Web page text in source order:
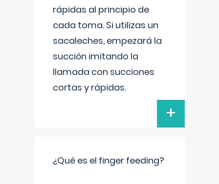
rápidas al principio de
cada toma. Si utilizas un
sacaleches, empezará la
succión imitando la
llamada con succiones
cortas y rápidas.
+
¿Qué es el finger feeding?